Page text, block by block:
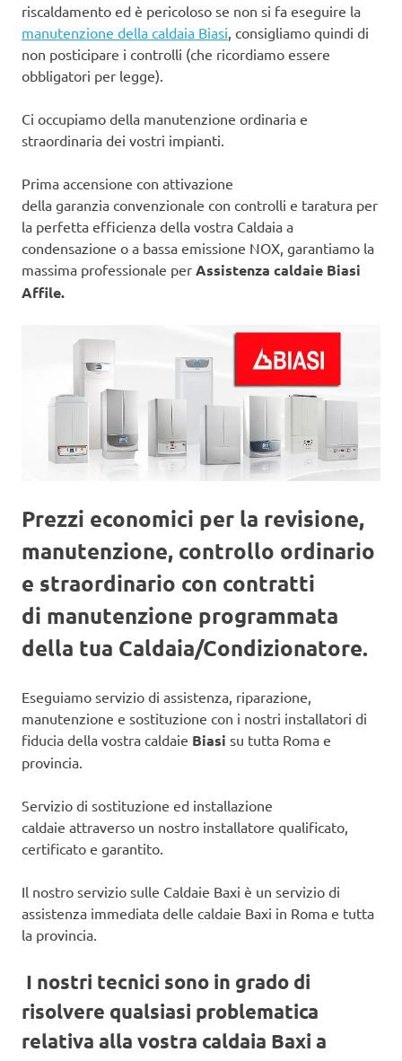
riscaldamento ed è pericoloso se non si fa eseguire la
manutenzione della caldaia Biasi , consigliamo quindi di
non posticipare i controlli (che ricordiamo essere
obbligatori per legge).
Ci occupiamo della manutenzione ordinaria e
straordinaria dei vostri impianti.
Prima accensione con attivazione
della garanzia convenzionale con controlli e taratura per
la perfetta efficienza della vostra Caldaia a
condensazione o a bassa emissione NOX, garantiamo la
massima professionale per Assistenza caldaie Biasi
Affile.
Prezzi economici per la revisione,
manutenzione, controllo ordinario
e straordinario con contratti
di manutenzione programmata
della tua Caldaia/Condizionatore.
Eseguiamo servizio di assistenza, riparazione,
manutenzione e sostituzione con i nostri installatori di
fiducia della vostra caldaie Biasi su tutta Roma e
provincia.
Servizio di sostituzione ed installazione
caldaie attraverso un nostro installatore qualificato,
certificato e garantito.
Il nostro servizio sulle Caldaie Baxi è un servizio di
assistenza immediata delle caldaie Baxi in Roma e tutta
la provincia.
I nostri tecnici sono in grado di
risolvere qualsiasi problematica
relativa alla vostra caldaia Baxi a